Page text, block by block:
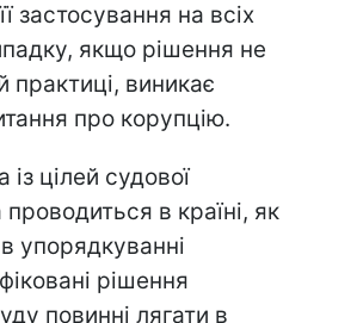
застосування на всіх
якщо рішення не
практиці, виникає
про корупцію.
із цілей судової
в країні, як
упорядкуванні
рішення
повинні лягати в